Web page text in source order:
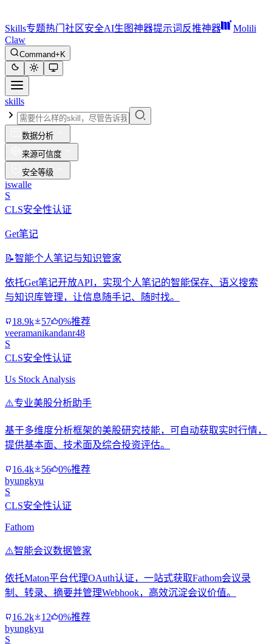
Skills专题热门 社区安全AI生图神器提示词反推神器
Molili
Claw
Command+K
skills
数据分析
来源可信度
安全等级
iswalle
S
CLS安全性认证
Get笔记
📝智能个人笔记与知识管家
依托Get笔记开放API，实现个人笔记的智能保存、语义搜索
与知识库管理，让信息随手记、随时找。
18.9k 57
0%推荐
veeramanikandanr48
S
CLS安全性认证
Us Stock Analysis
⚠️专业美股分析助手
基于多维度分析框架的美股研究技能，可自动获取实时行情，
提供基本面、技术面及综合投资评估。
16.4k 56
0%推荐
byungkyu
S
CLS安全性认证
Fathom
⚠️智能会议数据管家
依托Maton平台代理OAuth认证，一站式获取Fathom会议录
制、转录、摘要并管理Webhook，高效沉淀会议价值。
16.2k 12
0%推荐
byungkyu
S